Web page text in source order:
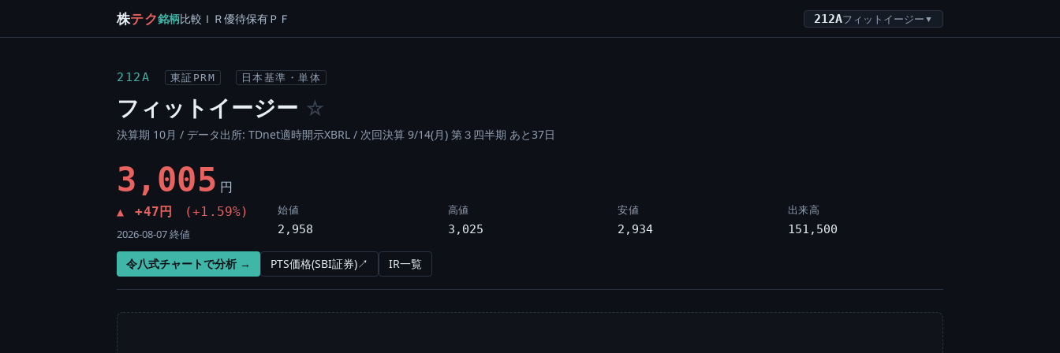
株テク銘柄比較 ＩＲ優待保有ＰＦ 212Aフィットイージー ▼
212A 東証PRM 日本基準・単体
フィットイージー ☆
決算期 10月 / データ出所: TDnet適時開示XBRL / 次回決算 9/14(月) 第３四半期 あと37日
3,005 円
▲ +47円 (+1.59%)
2026-08-07 終値
始値
2,958
高値
3,025
安値
2,934
出来高
151,500
令八式チャートで分析 → PTS価格(SBI証券)↗ IR一覧